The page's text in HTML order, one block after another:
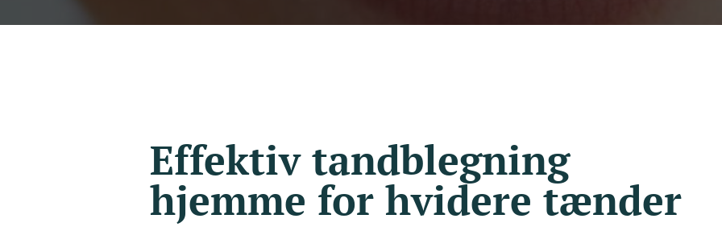
Effektiv tandblegning
hjemme for hvidere tænder